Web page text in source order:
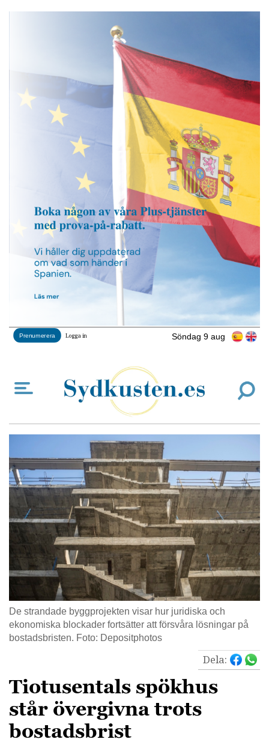
Söndag 9 aug
Prenumerera Logga in
De strandade byggprojekten visar hur juridiska och
ekonomiska blockader fortsätter att försvåra lösningar på
bostadsbristen. Foto: Depositphotos
Dela:
Tiotusentals spökhus
står övergivna trots
bostadsbrist